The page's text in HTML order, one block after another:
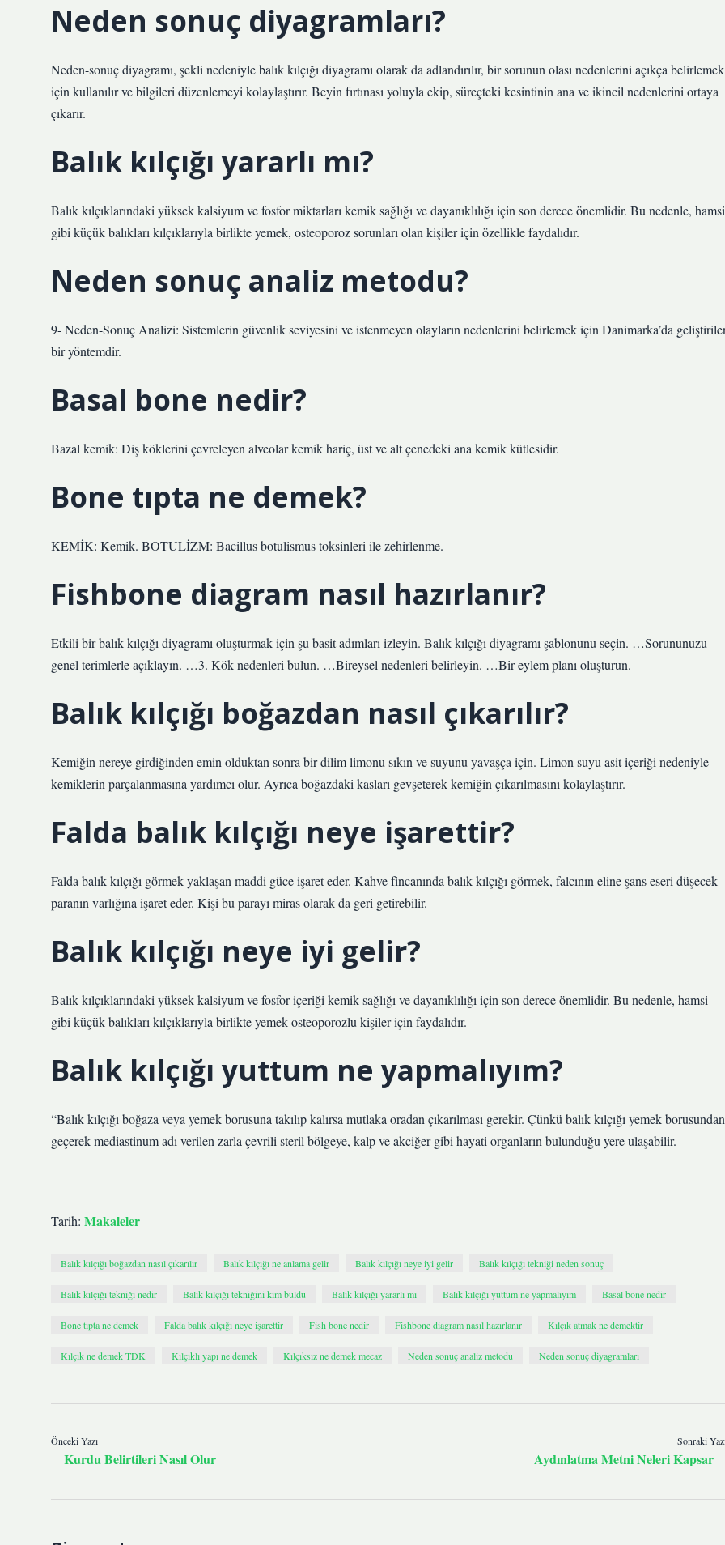
Neden sonuç diyagramları?
Neden-sonuç diyagramı, şekli nedeniyle balık kılçığı diyagramı olarak da adlandırılır, bir sorunun olası nedenlerini açıkça belirlemek
için kullanılır ve bilgileri düzenlemeyi kolaylaştırır. Beyin fırtınası yoluyla ekip, süreçteki kesintinin ana ve ikincil nedenlerini ortaya
çıkarır.
Balık kılçığı yararlı mı?
Balık kılçıklarındaki yüksek kalsiyum ve fosfor miktarları kemik sağlığı ve dayanıklılığı için son derece önemlidir. Bu nedenle, hamsi
gibi küçük balıkları kılçıklarıyla birlikte yemek, osteoporoz sorunları olan kişiler için özellikle faydalıdır.
Neden sonuç analiz metodu?
9- Neden-Sonuç Analizi: Sistemlerin güvenlik seviyesini ve istenmeyen olayların nedenlerini belirlemek için Danimarka’da
bir yöntemdir.
Basal bone nedir?
Bazal kemik: Diş köklerini çevreleyen alveolar kemik hariç, üst ve alt çenedeki ana kemik kütlesidir.
Bone tıpta ne demek?
KEMİK: Kemik. BOTULİZM: Bacillus botulismus toksinleri ile zehirlenme.
Fishbone diagram nasıl hazırlanır?
Etkili bir balık kılçığı diyagramı oluşturmak için şu basit adımları izleyin. Balık kılçığı diyagramı şablonunu seçin. …Sorununuzu
genel terimlerle açıklayın. …3. Kök nedenleri bulun. …Bireysel nedenleri belirleyin. …Bir eylem planı oluşturun.
Balık kılçığı boğazdan nasıl çıkarılır?
Kemiğin nereye girdiğinden emin olduktan sonra bir dilim limonu sıkın ve suyunu yavaşça için. Limon suyu asit içeriği nedeniyle
kemiklerin parçalanmasına yardımcı olur. Ayrıca boğazdaki kasları gevşeterek kemiğin çıkarılmasını kolaylaştırır.
Falda balık kılçığı neye işarettir?
Falda balık kılçığı görmek yaklaşan maddi güce işaret eder. Kahve fincanında balık kılçığı görmek, falcının eline şans eseri düşecek
paranın varlığına işaret eder. Kişi bu parayı miras olarak da geri getirebilir.
Balık kılçığı neye iyi gelir?
Balık kılçıklarındaki yüksek kalsiyum ve fosfor içeriği kemik sağlığı ve dayanıklılığı için son derece önemlidir. Bu nedenle, hamsi
gibi küçük balıkları kılçıklarıyla birlikte yemek osteoporozlu kişiler için faydalıdır.
Balık kılçığı yuttum ne yapmalıyım?
“Balık kılçığı boğaza veya yemek borusuna takılıp kalırsa mutlaka oradan çıkarılması gerekir. Çünkü balık kılçığı yemek borusundan
geçerek mediastinum adı verilen zarla çevrili steril bölgeye, kalp ve akciğer gibi hayati organların bulunduğu yere ulaşabilir.
Tarih: Makaleler
Balık kılçığı boğazdan nasıl çıkarılır Balık kılçığı ne anlama gelir Balık kılçığı neye iyi gelir Balık kılçığı tekniği neden sonuç
Balık kılçığı tekniği nedir Balık kılçığı tekniğini kim buldu Balık kılçığı yararlı mı Balık kılçığı yuttum ne yapmalıyım Basal bone nedir
Bone tıpta ne demek Falda balık kılçığı neye işarettir Fish bone nedir Fishbone diagram nasıl hazırlanır Kılçık atmak ne demektir
Kılçık ne demek TDK Kılçıklı yapı ne demek Kılçıksız ne demek mecaz Neden sonuç analiz metodu Neden sonuç diyagramları
Önceki Yazı
Kurdu Belirtileri Nasıl Olur
Sonraki
Aydınlatma Metni Neleri Kapsar